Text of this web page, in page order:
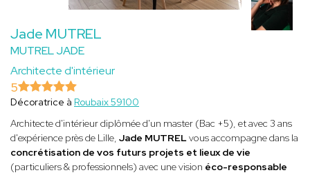
Jade MUTREL
MUTREL JADE
Architecte d'intérieur
5
Décoratrice à Roubaix 59100
Architecte d'intérieur diplômée d'un master (Bac +5), et avec 3 ans
d'expérience près de Lille, Jade MUTREL vous accompagne dans la
concrétisation de vos futurs projets et lieux de vie
(particuliers & professionnels) avec une vision éco-responsable